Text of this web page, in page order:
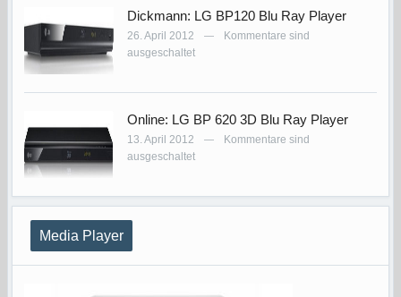
Dickmann: LG BP120 Blu Ray Player
26. April 2012 —
Kommentare sind
ausgeschaltet
Online: LG BP 620 3D Blu Ray Player
13. April 2012 —
Kommentare sind
ausgeschaltet
Media Player